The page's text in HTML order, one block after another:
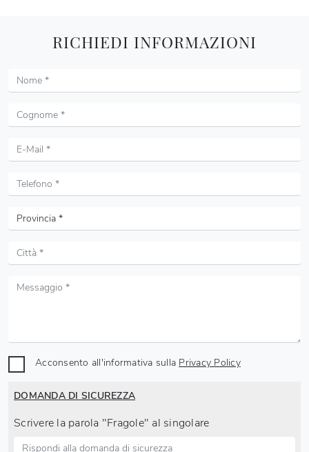
RICHIEDI INFORMAZIONI
Acconsento all'informativa sulla Privacy Policy
DOMANDA DI SICUREZZA
Scrivere la parola "Fragole" al singolare